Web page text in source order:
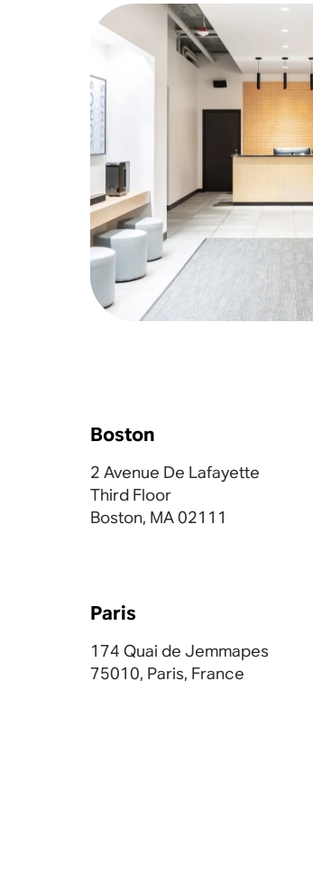
Boston
2 Avenue De Lafayette
Third Floor
Boston, MA 02111
Paris
174 Quai de Jemmapes
75010, Paris, France